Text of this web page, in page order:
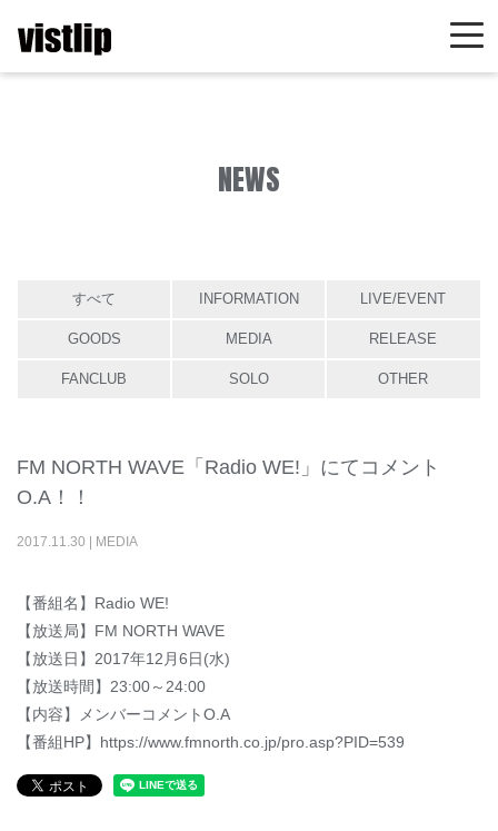
NEWS
すべて INFORMATION LIVE/EVENT
GOODS MEDIA RELEASE
FANCLUB SOLO OTHER
FM NORTH WAVE「Radio WE!」にてコメント
O.A！！
2017.11.30 MEDIA
【番組名】Radio WE!
【放送局】FM NORTH WAVE
【放送日】2017年12月6日(水)
【放送時間】23:00～24:00
【内容】メンバーコメントO.A
【番組HP】https://www.fmnorth.co.jp/pro.asp?PID=539